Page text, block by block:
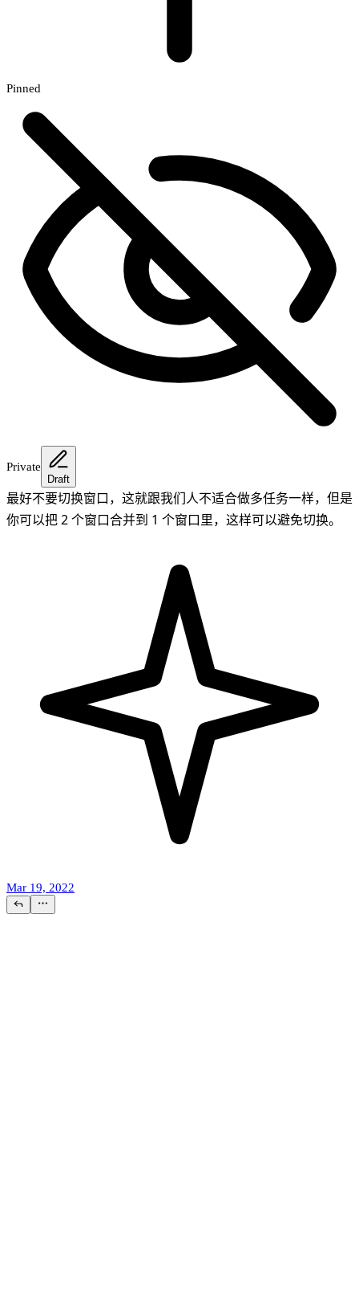
Pinned
Private
Draft
最好不要切换窗口，这就跟我们人不适合做多任务一样，但是
你可以把 2 个窗口合并到 1 个窗口里，这样可以避免切换。
Mar 19, 2022